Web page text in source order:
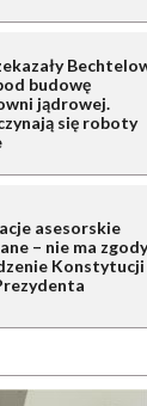
budowę
jądrowej.
się roboty
asesorskie
– nie ma
Konstytucji